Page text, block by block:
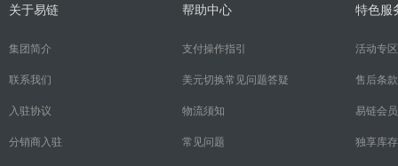
关于易链
集团简介
联系我们
入驻协议
分销商入驻
帮助中心
支付操作指引
美元切换常见问题答疑
物流须知
常见问题
特色服
活动专区
售后条款
易链会
独享库